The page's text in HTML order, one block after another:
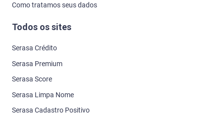
Como tratamos seus dados
Todos os sites
Serasa Crédito
Serasa Premium
Serasa Score
Serasa Limpa Nome
Serasa Cadastro Positivo